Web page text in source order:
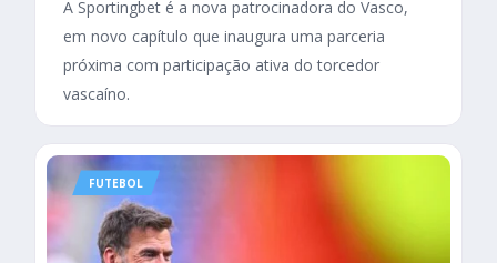
A Sportingbet é a nova patrocinadora do Vasco,
em novo capítulo que inaugura uma parceria
próxima com participação ativa do torcedor
vascaíno.
FUTEBOL